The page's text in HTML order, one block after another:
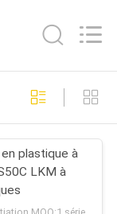
en ligne
plastique à
LKM à